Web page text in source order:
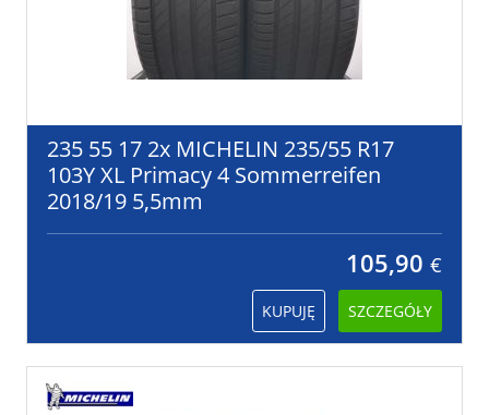
235 55 17 2x MICHELIN 235/55 R17
103Y XL Primacy 4 Sommerreifen
2018/19 5,5mm
105,90 €
KUPUJĘ SZCZEGÓŁY